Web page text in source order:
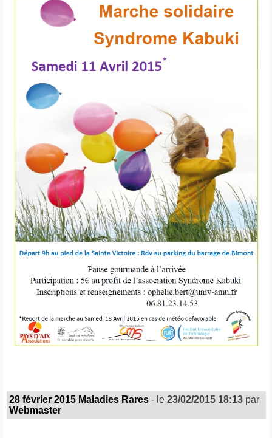
28 février 2015 Maladies Rares - le23/02/2015 18:13 par
Webmaster